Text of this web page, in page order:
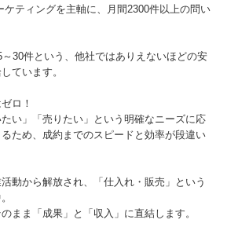
ケティングを主軸に、月間2300件以上の問い
30件という、他社ではありえないほどの安
ています。
ロ！
い」「売りたい」という明確なニーズに応
ため、成約までのスピードと効率が段違い
動から解放され、「仕入れ・販売」という
まま「成果」と「収入」に直結します。